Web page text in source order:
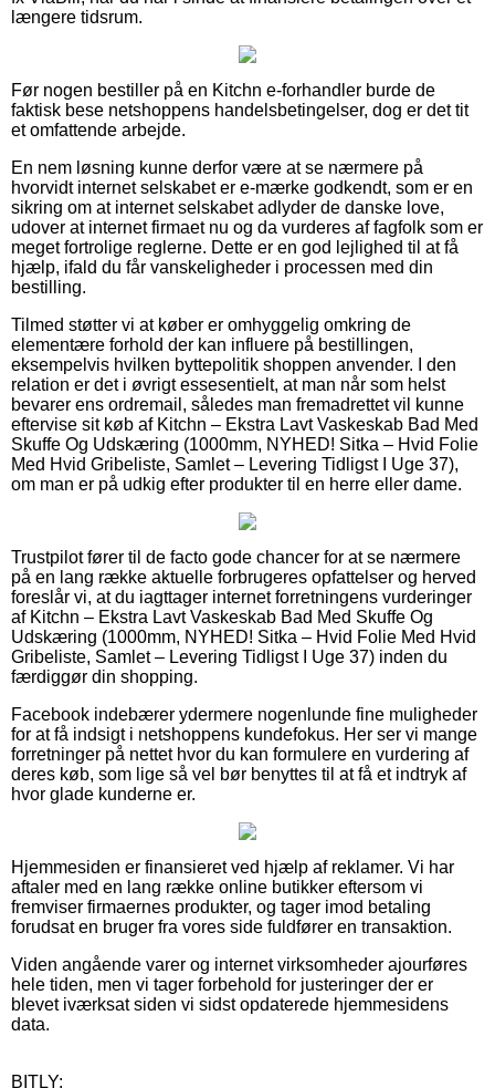
længere tidsrum.
Før nogen bestiller på en Kitchn e-forhandler burde de
faktisk bese netshoppens handelsbetingelser, dog er det tit
et omfattende arbejde.
En nem løsning kunne derfor være at se nærmere på
hvorvidt internet selskabet er e-mærke godkendt, som er en
sikring om at internet selskabet adlyder de danske love,
udover at internet firmaet nu og da vurderes af fagfolk som er
meget fortrolige reglerne. Dette er en god lejlighed til at få
hjælp, ifald du får vanskeligheder i processen med din
bestilling.
Tilmed støtter vi at køber er omhyggelig omkring de
elementære forhold der kan influere på bestillingen,
eksempelvis hvilken byttepolitik shoppen anvender. I den
relation er det i øvrigt essesentielt, at man når som helst
bevarer ens ordremail, således man fremadrettet vil kunne
eftervise sit køb af Kitchn – Ekstra Lavt Vaskeskab Bad Med
Skuffe Og Udskæring (1000mm, NYHED! Sitka – Hvid Folie
Med Hvid Gribeliste, Samlet – Levering Tidligst I Uge 37),
om man er på udkig efter produkter til en herre eller dame.
Trustpilot fører til de facto gode chancer for at se nærmere
på en lang række aktuelle forbrugeres opfattelser og herved
foreslår vi, at du iagttager internet forretningens vurderinger
af Kitchn – Ekstra Lavt Vaskeskab Bad Med Skuffe Og
Udskæring (1000mm, NYHED! Sitka – Hvid Folie Med Hvid
Gribeliste, Samlet – Levering Tidligst I Uge 37) inden du
færdiggør din shopping.
Facebook indebærer ydermere nogenlunde fine muligheder
for at få indsigt i netshoppens kundefokus. Her ser vi mange
forretninger på nettet hvor du kan formulere en vurdering af
deres køb, som lige så vel bør benyttes til at få et indtryk af
hvor glade kunderne er.
Hjemmesiden er finansieret ved hjælp af reklamer. Vi har
aftaler med en lang række online butikker eftersom vi
fremviser firmaernes produkter, og tager imod betaling
forudsat en bruger fra vores side fuldfører en transaktion.
Viden angående varer og internet virksomheder ajourføres
hele tiden, men vi tager forbehold for justeringer der er
blevet iværksat siden vi sidst opdaterede hjemmesidens
data.
BITLY: